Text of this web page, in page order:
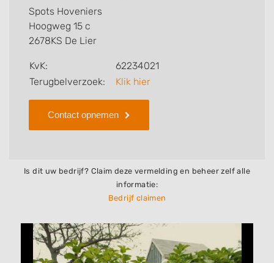
als u al ervaring heeft met dit bedrijf.
Zoekt u een ander bedrijf? Bekijk dan andere
hoveniers en bedrijven inDe Lier
Spots Hoveniers
Hoogweg 15 c
2678KS De Lier
KvK:
62234021
Terugbelverzoek:
Klik hier
Contact opnemen
Is dit uw bedrijf? Claim deze vermelding en beheer zelf alle
informatie:
Bedrijf claimen